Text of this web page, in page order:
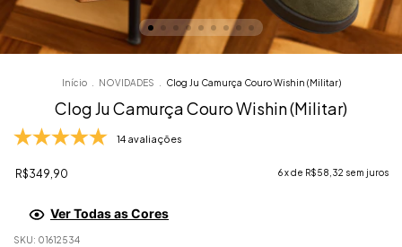
Início NOVIDADES Clog Ju Camurça Couro Wishin (Militar)
Clog Ju Camurça Couro Wishin (Militar)
14 avaliações
R$349,90 6x de R$58,32 sem juros
Ver Todas as Cores
SKU: 01612534